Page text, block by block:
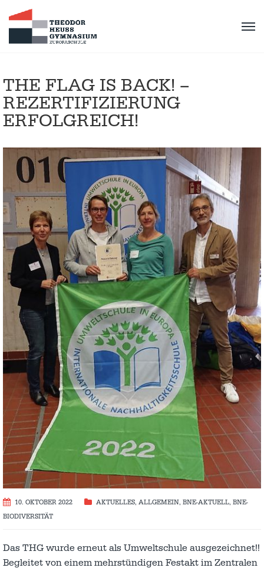
THE FLAG IS BACK! –
REZERTIFIZIERUNG
ERFOLGREICH!
10. OKTOBER 2022 AKTUELLES, ALLGEMEIN, BNE-AKTUELL, BNE-
BIODIVERSITÄT
Das THG wurde erneut als Umweltschule ausgezeichnet!!
Begleitet von einem mehrstündigen Festakt im Zentralen